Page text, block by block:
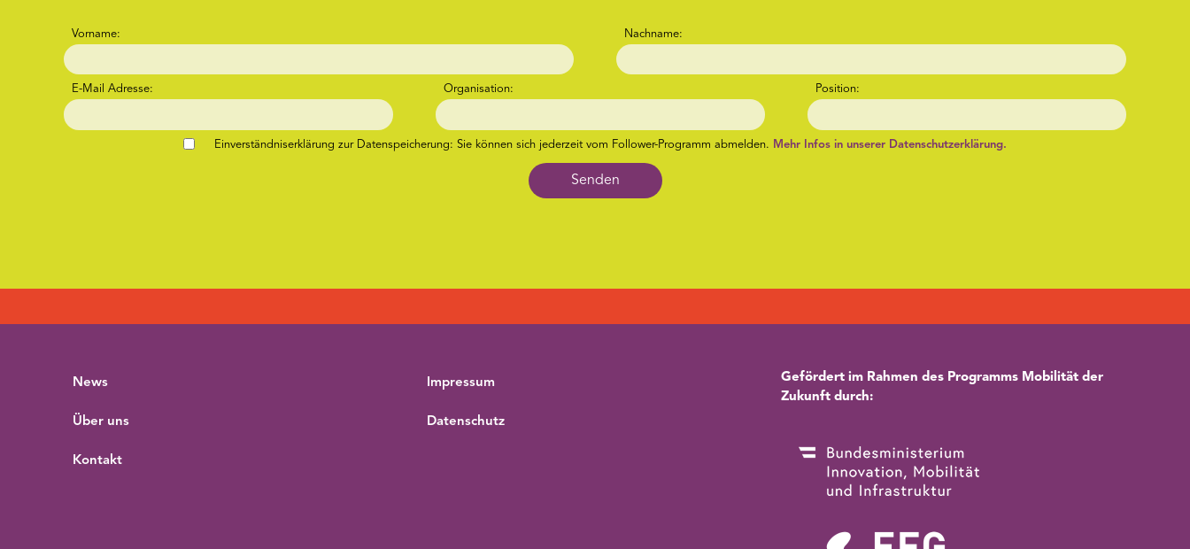
Vorname: Nachname:
E-Mail Adresse: Organisation: Position:
Einverständniserklärung zur Datenspeicherung: Sie können sich jederzeit vom Follower-Programm abmelden. Mehr Infos in unserer Datenschutzerklärung.
Senden
News
Über uns
Kontakt
Impressum
Datenschutz
Gefördert im Rahmen des Programms Mobilität der
Zukunft durch: